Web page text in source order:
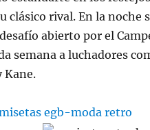
clásico rival. En la noche
abierto por el
semana a luchadores
Kane.